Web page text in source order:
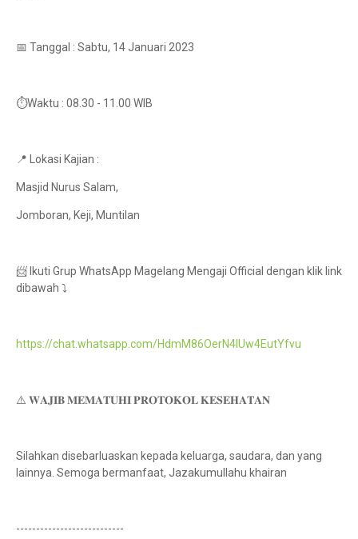
📅 Tanggal : Sabtu, 14 Januari 2023
⏱️Waktu : 08.30 - 11.00 WIB
📍 Lokasi Kajian :
Masjid Nurus Salam,
Jomboran, Keji, Muntilan
📨 Ikuti Grup WhatsApp Magelang Mengaji Official dengan klik link
dibawah ⤵️
https://chat.whatsapp.com/HdmM86OerN4IUw4EutYfvu
⚠️ 𝐖𝐀𝐉𝐈𝐁 𝐌𝐄𝐌𝐀𝐓𝐔𝐇𝐈 𝐏𝐑𝐎𝐓𝐎𝐊𝐎𝐋 𝐊𝐄𝐒𝐄𝐇𝐀𝐓𝐀𝐍
Silahkan disebarluaskan kepada keluarga, saudara, dan yang
lainnya. Semoga bermanfaat, Jazakumullahu khairan
---------------------------